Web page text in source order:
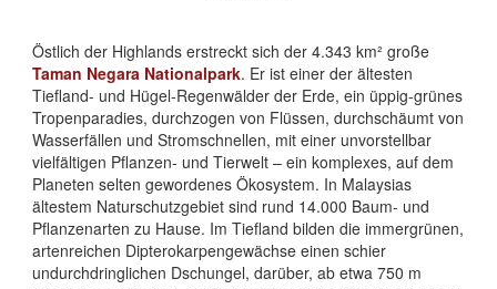
Östlich der Highlands erstreckt sich der 4.343 km² große
Taman Negara Nationalpark. Er ist einer der ältesten
Tiefland- und Hügel-Regenwälder der Erde, ein üppig-grünes
Tropenparadies, durchzogen von Flüssen, durchschäumt von
Wasserfällen und Stromschnellen, mit einer unvorstellbar
vielfältigen Pflanzen- und Tierwelt – ein komplexes, auf dem
Planeten selten gewordenes Ökosystem. In Malaysias
ältestem Naturschutzgebiet sind rund 14.000 Baum- und
Pflanzenarten zu Hause. Im Tiefland bilden die immergrünen,
artenreichen Dipterokarpengewächse einen schier
undurchdringlichen Dschungel, darüber, ab etwa 750 m